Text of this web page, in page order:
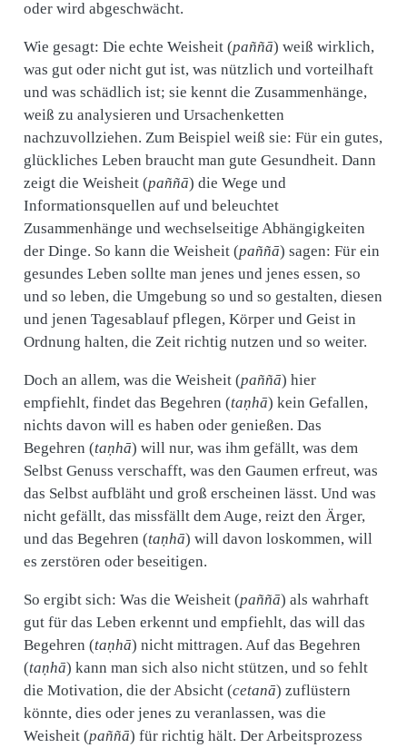
oder wird abgeschwächt.
Wie gesagt: Die echte Weisheit (paññā) weiß wirklich,
was gut oder nicht gut ist, was nützlich und vorteilhaft
und was schädlich ist; sie kennt die Zusammenhänge,
weiß zu analysieren und Ursachenketten
nachzuvollziehen. Zum Beispiel weiß sie: Für ein gutes,
glückliches Leben braucht man gute Gesundheit. Dann
zeigt die Weisheit (paññā) die Wege und
Informationsquellen auf und beleuchtet
Zusammenhänge und wechselseitige Abhängigkeiten
der Dinge. So kann die Weisheit (paññā) sagen: Für ein
gesundes Leben sollte man jenes und jenes essen, so
und so leben, die Umgebung so und so gestalten, diesen
und jenen Tagesablauf pflegen, Körper und Geist in
Ordnung halten, die Zeit richtig nutzen und so weiter.
Doch an allem, was die Weisheit (paññā) hier
empfiehlt, findet das Begehren (taṇhā) kein Gefallen,
nichts davon will es haben oder genießen. Das
Begehren (taṇhā) will nur, was ihm gefällt, was dem
Selbst Genuss verschafft, was den Gaumen erfreut, was
das Selbst aufbläht und groß erscheinen lässt. Und was
nicht gefällt, das missfällt dem Auge, reizt den Ärger,
und das Begehren (taṇhā) will davon loskommen, will
es zerstören oder beseitigen.
So ergibt sich: Was die Weisheit (paññā) als wahrhaft
gut für das Leben erkennt und empfiehlt, das will das
Begehren (taṇhā) nicht mittragen. Auf das Begehren
(taṇhā) kann man sich also nicht stützen, und so fehlt
die Motivation, die der Absicht (cetanā) zuflüstern
könnte, dies oder jenes zu veranlassen, was die
Weisheit (paññā) für richtig hält. Der Arbeitsprozess